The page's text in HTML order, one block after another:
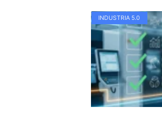
INDUSTRIA 5.0